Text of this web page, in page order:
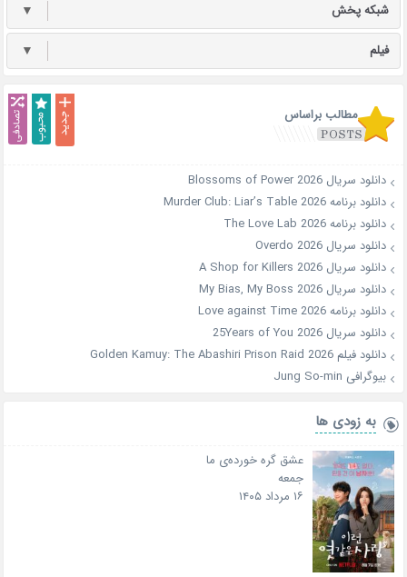
شبکه پخش ▼
فیلم ▼
مطالب براساس
دانلود سریال Blossoms of Power 2026
دانلود برنامه Murder Club: Liar’s Table 2026
دانلود برنامه The Love Lab 2026
دانلود سریال Overdo 2026
دانلود سریال A Shop for Killers 2026
دانلود سریال My Bias, My Boss 2026
دانلود برنامه Love against Time 2026
دانلود سریال 25Years of You 2026
دانلود فیلم Golden Kamuy: The Abashiri Prison Raid 2026
بیوگرافی Jung So-min
به زودی ها
عشق گره خورده‌ی ما
جمعه
۱۶ مرداد ۱۴۰۵